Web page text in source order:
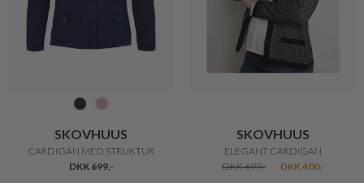
SKOVHUUS
FASHIONABEL CARDIGAN
DKK 699,-
SKOVHUUS
STILFULD STRIK
DKK 649,-
DKK 400,-